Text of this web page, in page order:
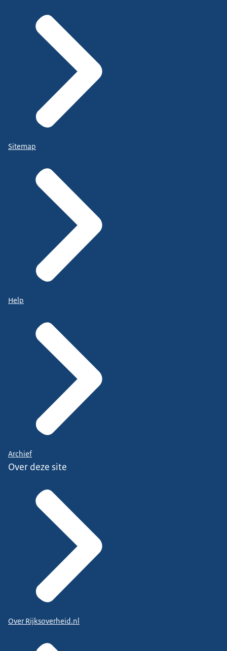
Sitemap
Help
Archief
Over deze site
Over Rijksoverheid.nl